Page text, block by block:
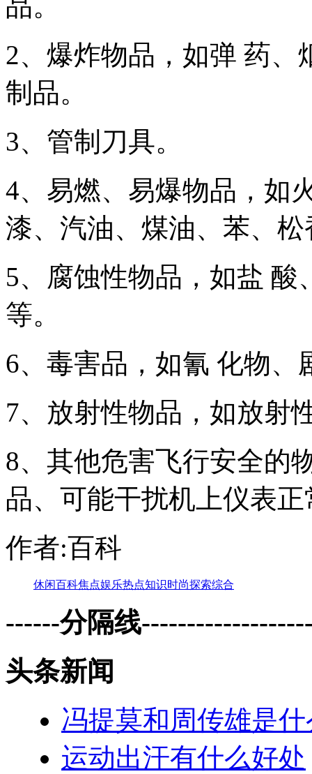
品。
2、爆炸物品，如弹 药、
制品。
3、管制刀具。
4、易燃、易爆物品，如
漆、汽油、煤油、苯、
5、腐蚀性物品，如盐 酸
等。
6、毒害品，如氰 化物、
7、放射性物品，如放射
8、其他危害飞行安全的
品、可能干扰机上仪表
作者:百科
休闲百科焦点娱乐热点知识时尚探索综合
------分隔线
头条新闻
冯提莫和周传雄是
运动出汗有什么好处